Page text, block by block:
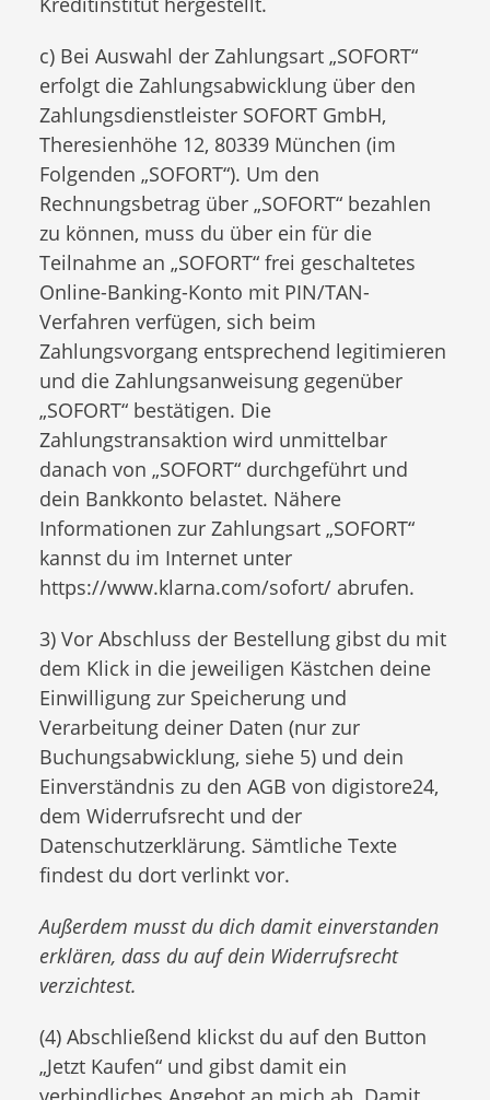
c) Bei Auswahl der Zahlungsart „SOFORT“
erfolgt die Zahlungsabwicklung über den
Zahlungsdienstleister SOFORT GmbH,
Theresienhöhe 12, 80339 München (im
Folgenden „SOFORT“). Um den
Rechnungsbetrag über „SOFORT“ bezahlen
zu können, muss du über ein für die
Teilnahme an „SOFORT“ frei geschaltetes
Online-Banking-Konto mit PIN/TAN-
Verfahren verfügen, sich beim
Zahlungsvorgang entsprechend legitimieren
und die Zahlungsanweisung gegenüber
„SOFORT“ bestätigen. Die
Zahlungstransaktion wird unmittelbar
danach von „SOFORT“ durchgeführt und
dein Bankkonto belastet. Nähere
Informationen zur Zahlungsart „SOFORT“
kannst du im Internet unter
https://www.klarna.com/sofort/ abrufen.
3) Vor Abschluss der Bestellung gibst du mit
dem Klick in die jeweiligen Kästchen deine
Einwilligung zur Speicherung und
Verarbeitung deiner Daten (nur zur
Buchungsabwicklung, siehe 5) und dein
Einverständnis zu den AGB von digistore24,
dem Widerrufsrecht und der
Datenschutzerklärung. Sämtliche Texte
findest du dort verlinkt vor.
Außerdem musst du dich damit einverstanden
erklären, dass du auf dein Widerrufsrecht
verzichtest.
(4) Abschließend klickst du auf den Button
„Jetzt Kaufen“ und gibst damit ein